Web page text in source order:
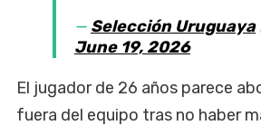
— Selección Uruguaya
June 19, 2026
El jugador de 26 años parece
fuera del equipo tras no haber